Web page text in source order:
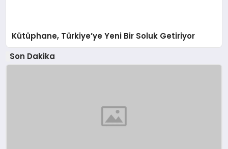
Kütüphane, Türkiye’ye Yeni Bir Soluk Getiriyor
Son Dakika